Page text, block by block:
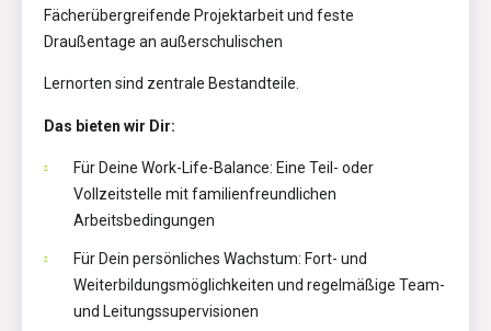
Fächerübergreifende Projektarbeit und feste
Draußentage an außerschulischen
Lernorten sind zentrale Bestandteile.
Das bieten wir Dir:
Für Deine Work-Life-Balance: Eine Teil- oder
Vollzeitstelle mit familienfreundlichen
Arbeitsbedingungen
Für Dein persönliches Wachstum: Fort- und
Weiterbildungsmöglichkeiten und regelmäßige Team-
und Leitungssupervisionen